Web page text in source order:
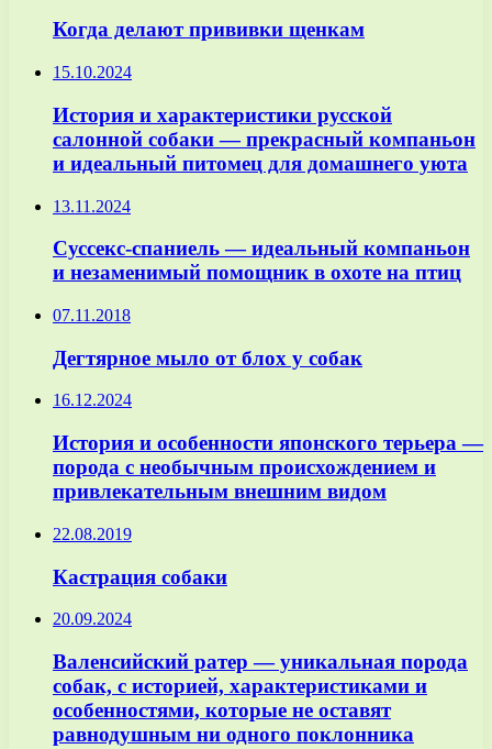
Когда делают прививки щенкам
15.10.2024
История и характеристики русской
салонной собаки — прекрасный компаньон
и идеальный питомец для домашнего уюта
13.11.2024
Суссекс-спаниель — идеальный компаньон
и незаменимый помощник в охоте на птиц
07.11.2018
Дегтярное мыло от блох у собак
16.12.2024
История и особенности японского терьера —
порода с необычным происхождением и
привлекательным внешним видом
22.08.2019
Кастрация собаки
20.09.2024
Валенсийский ратер — уникальная порода
собак, с историей, характеристиками и
особенностями, которые не оставят
равнодушным ни одного поклонника